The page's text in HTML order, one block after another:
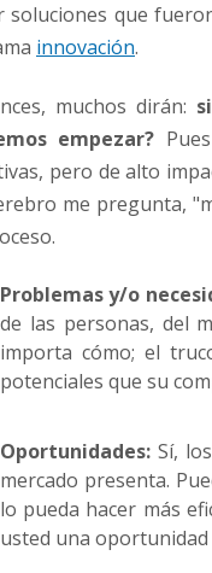
soluciones que
innovación.
muchos dirán:
empezar?
pero de alto
me pregunta,
Problemas y/o
de las personas, del
importa cómo; el
potenciales que su
Oportunidades: Sí,
mercado presenta.
lo pueda hacer más
usted una oportunidad